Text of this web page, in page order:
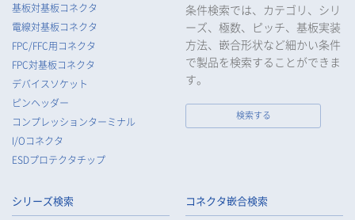
様等の個人データの安全管理が図られるよう必要かつ適切な監
督を行います。
当社は、法令で例外として定められている場合を除き、お客様
等の個人データをあらかじめ、ご本人の同意を得ることなく第
三者に提供することはいたしません。
当社は、法令で不要とされている場合を除き、第三者に個人デ
ータを提供したとき、又は受けたときは、法令で定められた確
認・記録義務を適正に履行いたします。
9. 当社は、個人情報の漏えい等の事故が発生した場合は、お客様
基板対基板コネクタ
電線対基板コネクタ
FPC/FFC用コネクタ
FPC対基板コネクタ
デバイスソケット
ピンヘッダー
コンプレッションターミナル
I/Oコネクタ
ESDプロテクタチップ
条件検索では、カテゴリ、シリ
ーズ、極数、ピッチ、基板実装
方法、嵌合形状など細かい条件
で製品を検索することができま
す。
検索する
シリーズ検索 コネクタ嵌合検索